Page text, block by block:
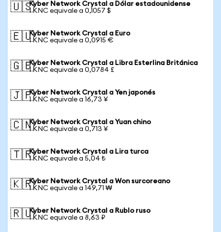
🇺🇸Kyber Network Crystal a Dólar estadounidense
1 KNC equivale a 0,1057 $
🇪🇺Kyber Network Crystal a Euro
1 KNC equivale a 0,0915 €
🇬🇧Kyber Network Crystal a Libra Esterlina Británica
1 KNC equivale a 0,0784 £
🇯🇵Kyber Network Crystal a Yen japonés
1 KNC equivale a 16,73 ¥
🇨🇳Kyber Network Crystal a Yuan chino
1 KNC equivale a 0,713 ¥
🇹🇷Kyber Network Crystal a Lira turca
1 KNC equivale a 5,04 ₺
🇰🇷Kyber Network Crystal a Won surcoreano
1 KNC equivale a 149,71 ₩
🇷🇺Kyber Network Crystal a Rublo ruso
1 KNC equivale a 8,63 ₽